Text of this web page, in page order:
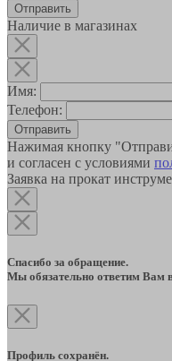
Наличие в магазинах
Имя:
Телефон:
Отправить
Нажимая кнопку
и согласен с условиями
Заявка на прокат
Спасибо за обращение.
Мы обязательно ответим Вам
Профиль сохранён.